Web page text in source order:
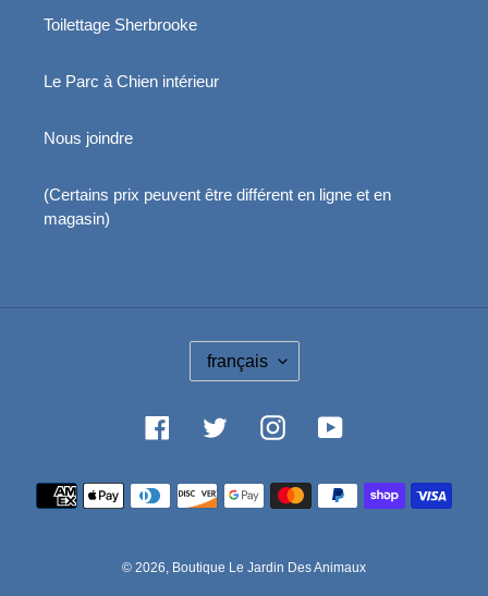
Toilettage Sherbrooke
Le Parc à Chien intérieur
Nous joindre
(Certains prix peuvent être différent en ligne et en
magasin)
A
G
U
français
Facebook Twitter InstagramYouTube
Moyens
de
© 2026, Boutique Le Jardin Des Animaux